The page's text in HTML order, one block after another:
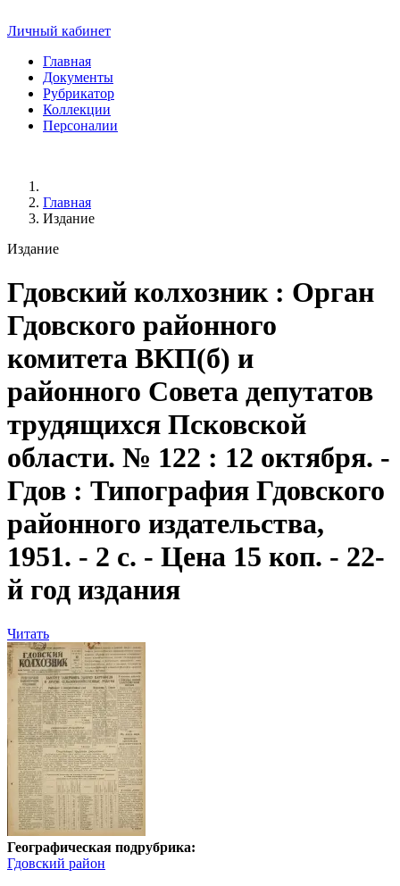
Личный кабинет
Главная
Документы
Рубрикатор
Коллекции
Персоналии
Главная
Издание
Издание
Гдовский колхозник: Орган
Гдовского районного
комитета ВКП(б) и
районного Совета депутатов
трудящихся Псковской
области. № 122 : 12 октября. -
Гдов : Типография Гдовского
районного издательства,
1951. - 2 с. - Цена 15 коп. - 22-
й год издания
Читать
Географическая подрубрика:
Гдовский район